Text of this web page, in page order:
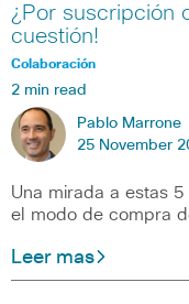
¿Por suscripción
cuestión!
Colaboración
2 min read
Pablo Marrone
25 November
Una mirada a estas
el modo de compra
Leer mas